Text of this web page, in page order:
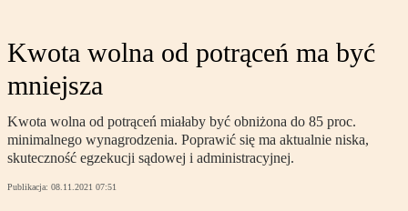
Kwota wolna od potrąceń ma być
mniejsza
Kwota wolna od potrąceń miałaby być obniżona do 85 proc.
minimalnego wynagrodzenia. Poprawić się ma aktualnie niska,
skuteczność egzekucji sądowej i administracyjnej.
Publikacja: 08.11.2021 07:51